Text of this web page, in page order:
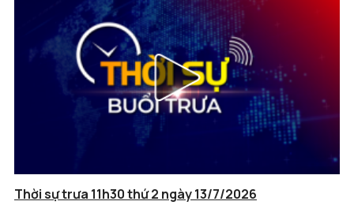
Thời sự trưa 11h30 thứ 2 ngày 13/7/2026